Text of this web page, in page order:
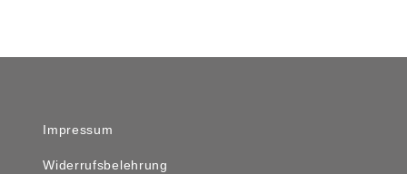
Impressum
Widerrufsbelehrung